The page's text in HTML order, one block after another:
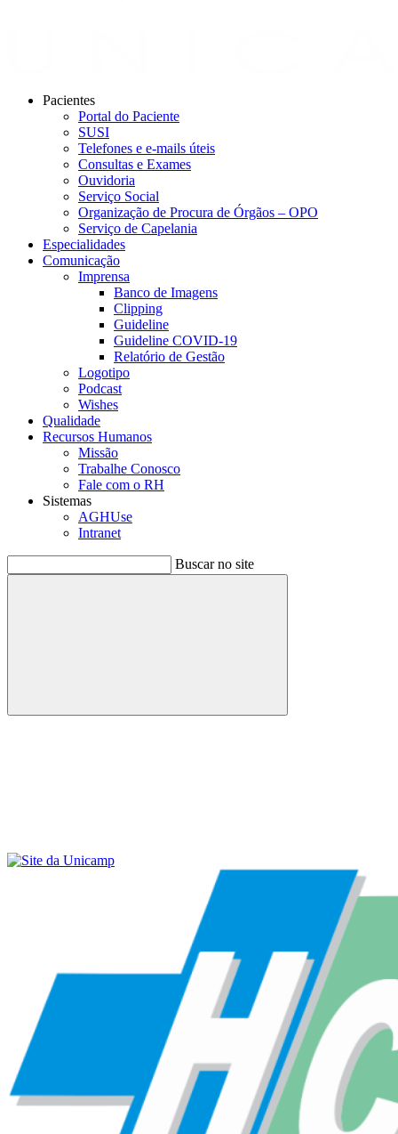
Pacientes
Portal do Paciente
SUSI
Telefones e e-mails úteis
Consultas e Exames
Ouvidoria
Serviço Social
Organização de Procura de Órgãos – OPO
Serviço de Capelania
Especialidades
Comunicação
Imprensa
Banco de Imagens
Clipping
Guideline
Guideline COVID-19
Relatório de Gestão
Logotipo
Podcast
Wishes
Qualidade
Recursos Humanos
Missão
Trabalhe Conosco
Fale com o RH
Sistemas
AGHUse
Intranet
Buscar no site
Buscar